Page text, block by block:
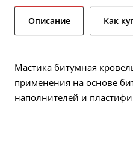
Описание Как
Мастика битумная
применения на основе
наполнителей и